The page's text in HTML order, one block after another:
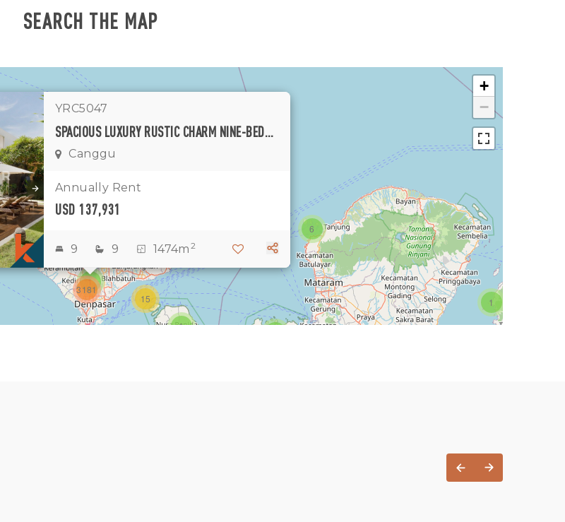
SEARCH THE MAP
1
1
1
3
6
15
3181
YRC5047
SPACIOUS LUXURY RUSTIC CHARM NINE-BEDROOM ENCLOSED LIVING ROOM VILLA SITUATED IN CANGGU
Canggu
Annually Rent
USD 137,931
9 9 1474m 2
+
−